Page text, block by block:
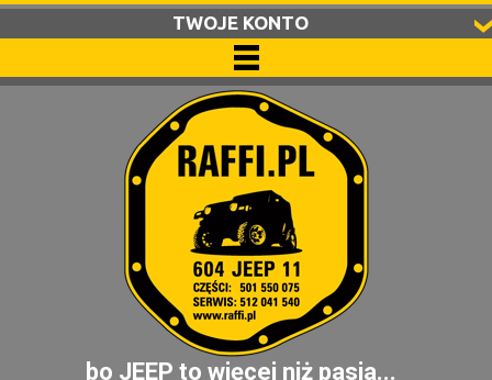
TWOJE KONTO
bo JEEP to więcej niż pasja...